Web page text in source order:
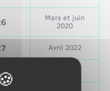
Mars et juin
2020
Avril 2022